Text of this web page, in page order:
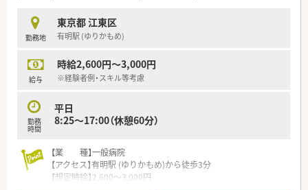
【勤務について】
■平日は14時～18時30分までの勤務が基本ですが、15時開始な
■土日勤務ができる方であれば、平日フルタイム勤務についても
検討することが可能です。
勤務地
東京都 江東区
有明駅 (ゆりかもめ)
給与
時給2,600円～3,000円
※経験者例・スキル等考慮
勤務
時間
平日
8:25～17:00（休憩60分）
【業 種】一般病院
【アクセス】有明駅 (ゆりかもめ)から徒歩3分
【想定時給】2,600～3,000円